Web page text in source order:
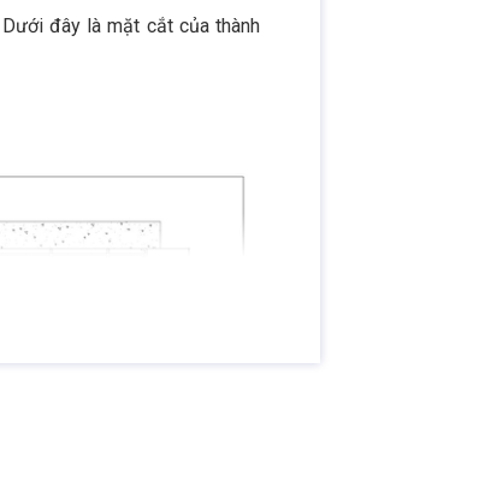
đây là mặt cắt của thành